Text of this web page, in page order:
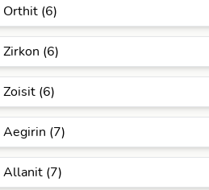
Orthit (6)
Zirkon (6)
Zoisit (6)
Aegirin (7)
Allanit (7)